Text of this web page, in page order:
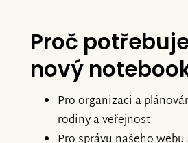
Proč
nový
Pro organizaci a
rodiny a veřejnost